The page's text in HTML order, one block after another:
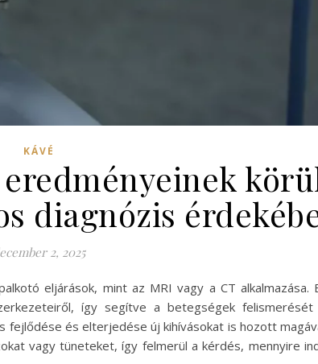
KÁVÉ
diagnózis
2, 2025
eljárások, mint az MRI vagy a CT alkalmazása.
így segítve a betegségek
és elterjedése új kihívásokat is hozott
vagy tüneteket, így felmerül a kérdés, mennyire